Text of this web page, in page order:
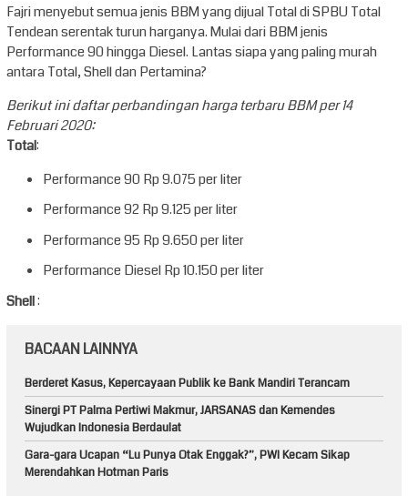
Fajri menyebut semua jenis BBM yang dijual Total di SPBU Total
Tendean serentak turun harganya. Mulai dari BBM jenis
Performance 90 hingga Diesel. Lantas siapa yang paling murah
antara Total, Shell dan Pertamina?
Berikut ini daftar perbandingan harga terbaru BBM per 14
Februari 2020:
Total:
Performance 90 Rp 9.075 per liter
Performance 92 Rp 9.125 per liter
Performance 95 Rp 9.650 per liter
Performance Diesel Rp 10.150 per liter
Shell:
BACAAN LAINNYA
Berderet Kasus, Kepercayaan Publik ke Bank Mandiri Terancam
Sinergi PT Palma Pertiwi Makmur, JARSANAS dan Kemendes
Wujudkan Indonesia Berdaulat
Gara-gara Ucapan “Lu Punya Otak Enggak?”, PWI Kecam Sikap
Merendahkan Hotman Paris